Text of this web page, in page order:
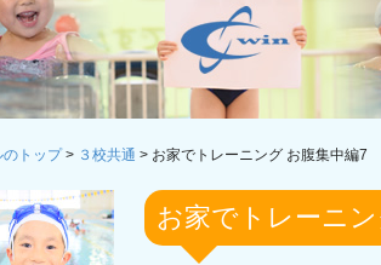
のトップ> ３校共通 > お家でトレーニング お腹集中編7
お家でトレーニ